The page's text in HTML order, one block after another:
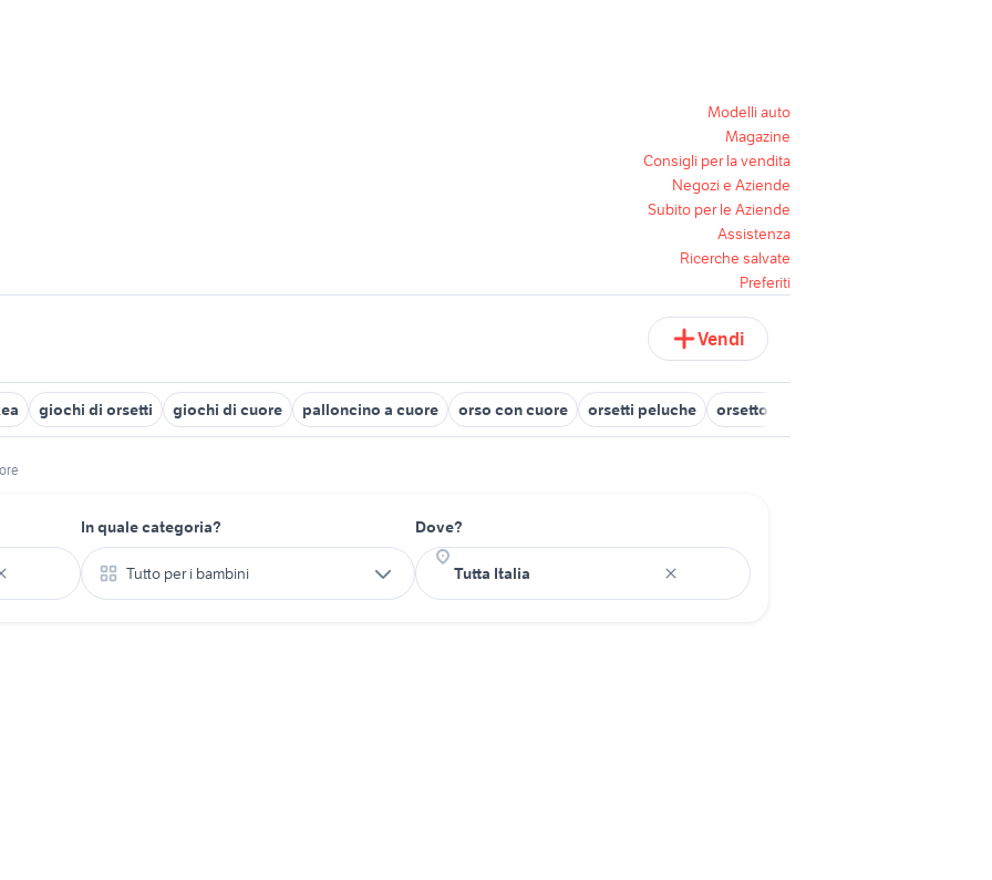
Modelli auto
Magazine
Consigli per la vendita
Negozi e Aziende
Subito per le Aziende
Assistenza
Ricerche salvate
Preferiti
Vendi
giochi di orsetti giochi di cuore palloncino a cuore orso con cuore orsetti peluche orsetto di natale
In quale categoria?
Tutto per i bambini
Dove?